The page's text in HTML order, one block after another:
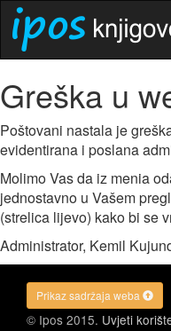
Greška u
Poštovani nastala je
evidentirana i poslana
Molimo Vas da iz menia
jednostavno u Vašem
(strelica lijevo) kako bi se
Administrator, Kemil
Prikaz sadržaja weba
© Ipos 2015. Uvjeti